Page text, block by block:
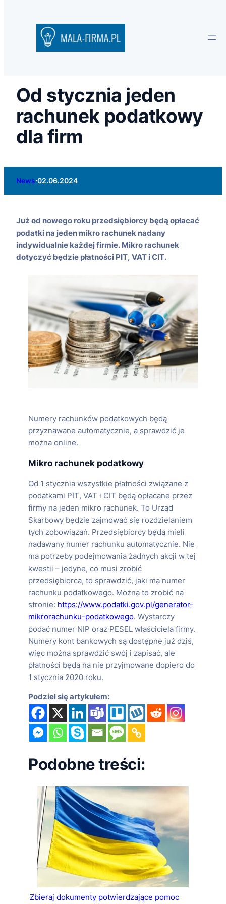
Od stycznia jeden
rachunek podatkowy
dla firm
News·02.06.2024
Już od nowego roku przedsiębiorcy będą opłacać
podatki na jeden mikro rachunek nadany
indywidualnie każdej firmie. Mikro rachunek
dotyczyć będzie płatności PIT, VAT i CIT.
Numery rachunków podatkowych będą
przyznawane automatycznie, a sprawdzić je
można online.
Mikro rachunek podatkowy
Od 1 stycznia wszystkie płatności związane z
podatkami PIT, VAT i CIT będą opłacane przez
firmy na jeden mikro rachunek. To Urząd
Skarbowy będzie zajmować się rozdzielaniem
tych zobowiązań. Przedsiębiorcy będą mieli
nadawany numer rachunku automatycznie. Nie
ma potrzeby podejmowania żadnych akcji w tej
kwestii – jedyne, co musi zrobić
przedsiębiorca, to sprawdzić, jaki ma numer
rachunku podatkowego. Można to zrobić na
stronie: https://www.podatki.gov.pl/generator-
mikrorachunku-podatkowego. Wystarczy
podać numer NIP oraz PESEL właściciela firmy.
Numery kont bankowych są dostępne już dziś,
więc można sprawdzić swój i zapisać, ale
płatności będą na nie przyjmowane dopiero do
1 stycznia 2020 roku.
Podziel się artykułem:
Podobne treści:
Zbieraj dokumenty potwierdzające pomoc